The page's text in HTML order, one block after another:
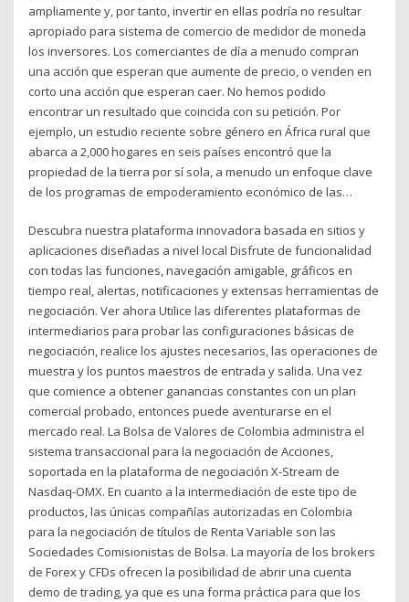
ampliamente y, por tanto, invertir en ellas podría no resultar
apropiado para sistema de comercio de medidor de moneda
los inversores. Los comerciantes de día a menudo compran
una acción que esperan que aumente de precio, o venden en
corto una acción que esperan caer. No hemos podido
encontrar un resultado que coincida con su petición. Por
ejemplo, un estudio reciente sobre género en África rural que
abarca a 2,000 hogares en seis países encontró que la
propiedad de la tierra por sí sola, a menudo un enfoque clave
de los programas de empoderamiento económico de las…
Descubra nuestra plataforma innovadora basada en sitios y
aplicaciones diseñadas a nivel local Disfrute de funcionalidad
con todas las funciones, navegación amigable, gráficos en
tiempo real, alertas, notificaciones y extensas herramientas de
negociación. Ver ahora Utilice las diferentes plataformas de
intermediarios para probar las configuraciones básicas de
negociación, realice los ajustes necesarios, las operaciones de
muestra y los puntos maestros de entrada y salida. Una vez
que comience a obtener ganancias constantes con un plan
comercial probado, entonces puede aventurarse en el
mercado real. La Bolsa de Valores de Colombia administra el
sistema transaccional para la negociación de Acciones,
soportada en la plataforma de negociación X-Stream de
Nasdaq-OMX. En cuanto a la intermediación de este tipo de
productos, las únicas compañías autorizadas en Colombia
para la negociación de títulos de Renta Variable son las
Sociedades Comisionistas de Bolsa. La mayoría de los brokers
de Forex y CFDs ofrecen la posibilidad de abrir una cuenta
demo de trading, ya que es una forma práctica para que los